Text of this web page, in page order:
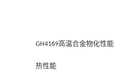
GH4169高温合金物化性能
热性能